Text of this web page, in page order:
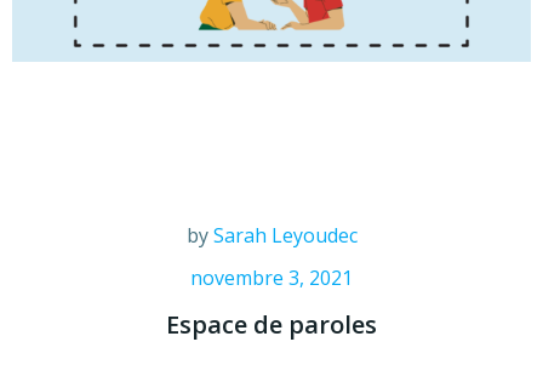
bySarah Leyoudec
novembre 3, 2021
Espace de paroles